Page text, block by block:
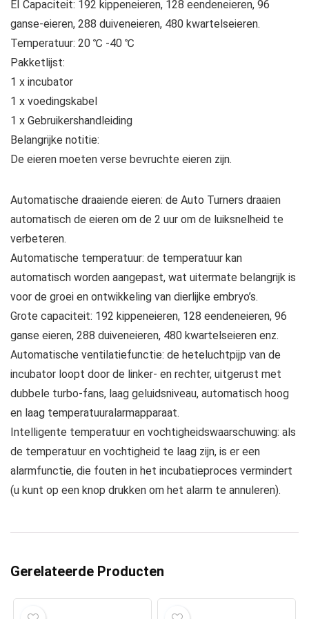
EI Capaciteit: 192 kippeneieren, 128 eendeneieren, 96
ganse-eieren, 288 duiveneieren, 480 kwartelseieren.
Temperatuur: 20 ℃ -40 ℃
Pakketlijst:
1 x incubator
1 x voedingskabel
1 x Gebruikershandleiding
Belangrijke notitie:
De eieren moeten verse bevruchte eieren zijn.
Automatische draaiende eieren: de Auto Turners draaien
automatisch de eieren om de 2 uur om de luiksnelheid te
verbeteren.
Automatische temperatuur: de temperatuur kan
automatisch worden aangepast, wat uitermate belangrijk is
voor de groei en ontwikkeling van dierlijke embryo’s.
Grote capaciteit: 192 kippeneieren, 128 eendeneieren, 96
ganse eieren, 288 duiveneieren, 480 kwartelseieren enz.
Automatische ventilatiefunctie: de heteluchtpijp van de
incubator loopt door de linker- en rechter, uitgerust met
dubbele turbo-fans, laag geluidsniveau, automatisch hoog
en laag temperatuuralarmapparaat.
Intelligente temperatuur en vochtigheidswaarschuwing: als
de temperatuur en vochtigheid te laag zijn, is er een
alarmfunctie, die fouten in het incubatieproces vermindert
(u kunt op een knop drukken om het alarm te annuleren).
Gerelateerde Producten